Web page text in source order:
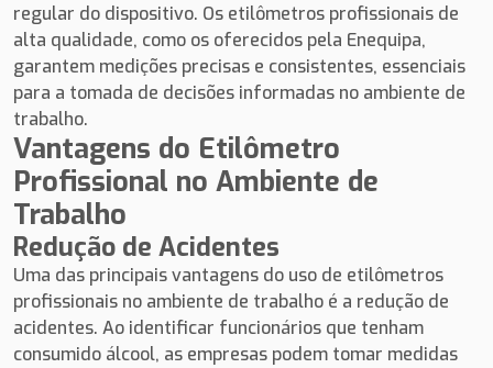
regular do dispositivo. Os etilômetros profissionais de
alta qualidade, como os oferecidos pela Enequipa,
garantem medições precisas e consistentes, essenciais
para a tomada de decisões informadas no ambiente de
trabalho.
Vantagens do Etilômetro
Profissional no Ambiente de
Trabalho
Redução de Acidentes
Uma das principais vantagens do uso de etilômetros
profissionais no ambiente de trabalho é a redução de
acidentes. Ao identificar funcionários que tenham
consumido álcool, as empresas podem tomar medidas